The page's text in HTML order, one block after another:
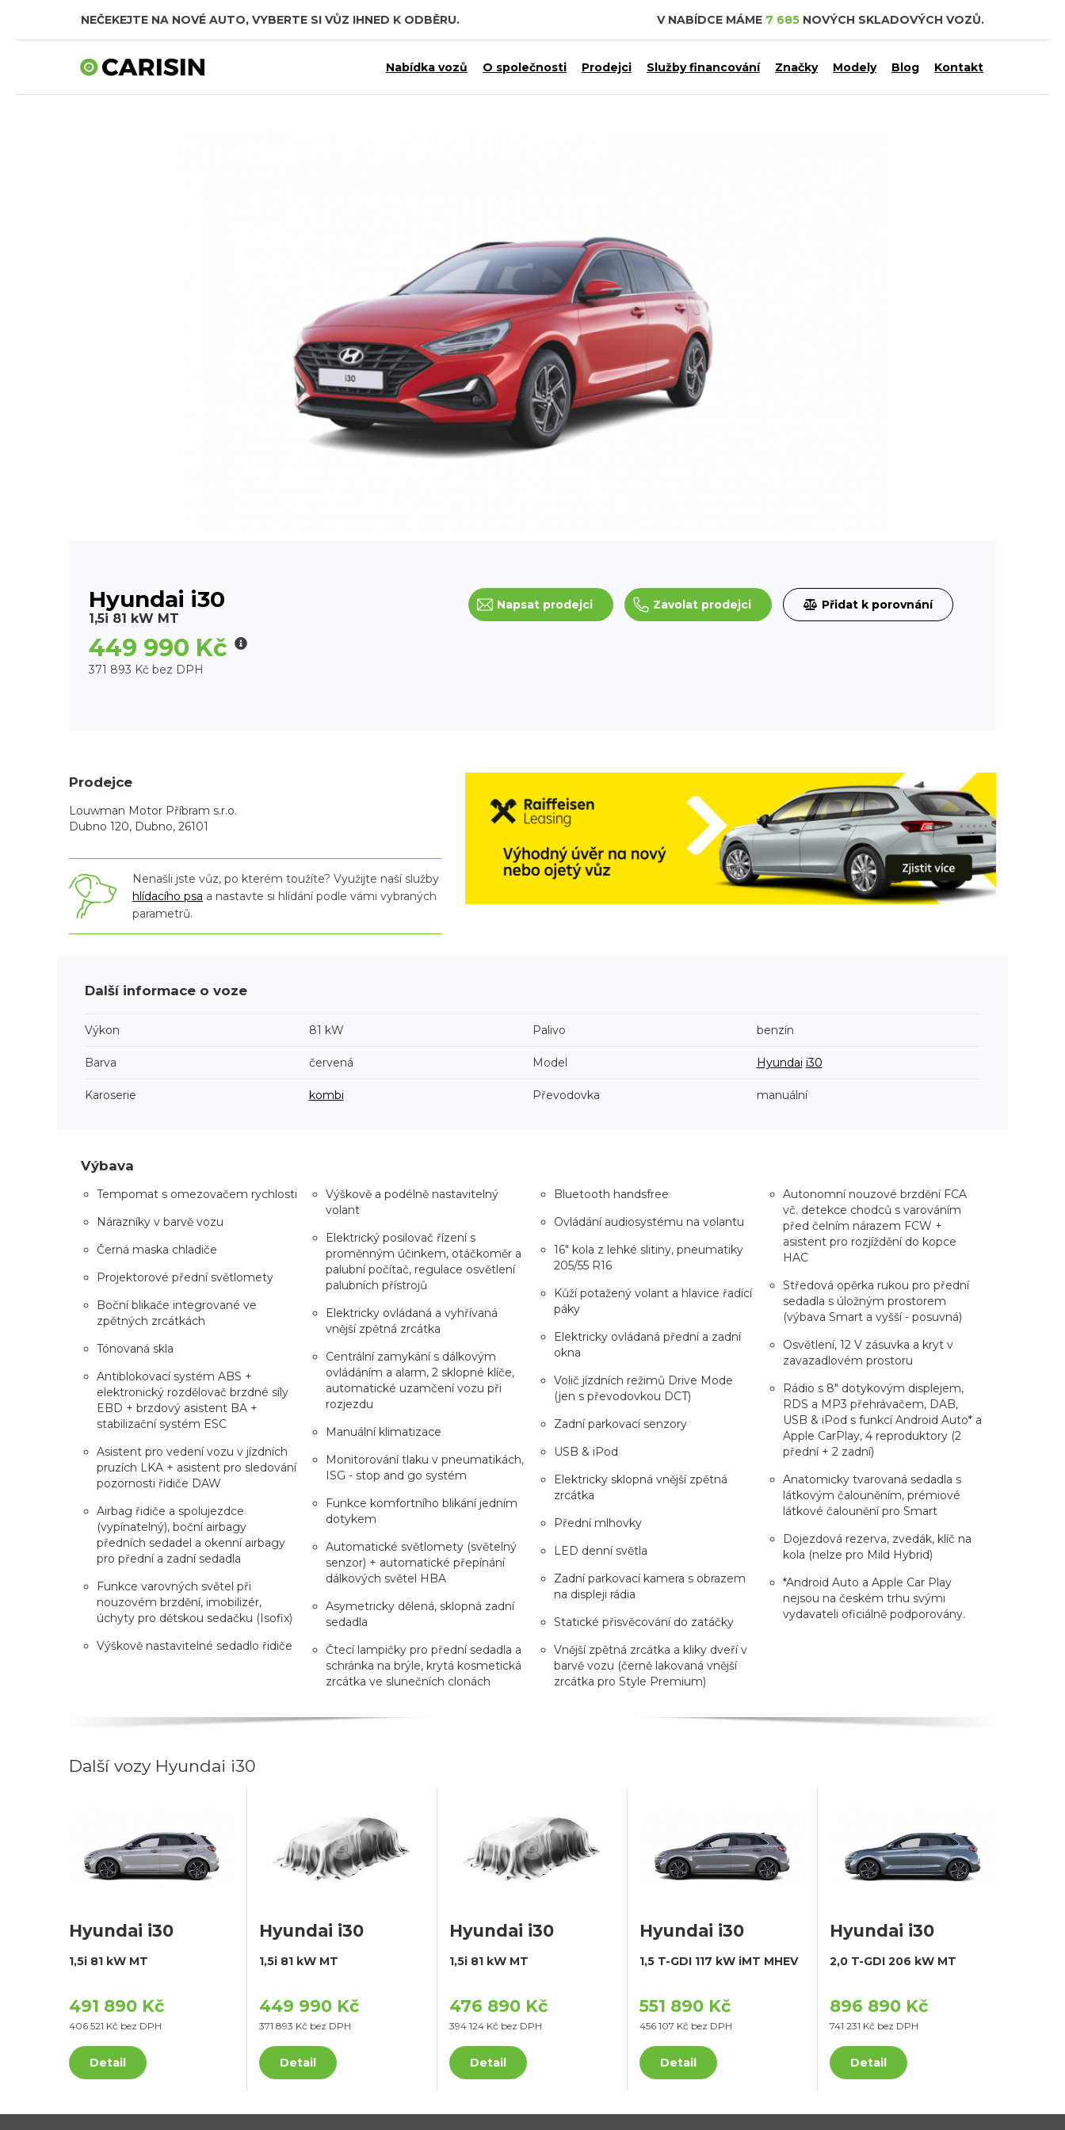
NEČEKEJTE NA NOVÉ AUTO, VYBERTE SI VŮZ IHNED K ODBĚRU.
SKLADOVÁ AUTA V CELKOVÉ HODNOTĚ TÉMĚŘ 7,5 MILIARDY KČ. V NABÍDCE MÁME 7 685 NOVÝCH SKLADOVÝCH VOZŮ.
Nabídka vozů O společnosti Prodejci Služby financování Značky Modely Blog Kontakt
Hyundai i30
1,5i 81 kW MT
449 990 Kč
371 893 Kč bez DPH
Napsat prodejci Zavolat prodejci Přidat k porovnání
Prodejce
Louwman Motor Příbram s.r.o.
Dubno 120, Dubno, 26101
Nenašli jste vůz, po kterém toužíte? Využijte naší služby
hlídacího psa a nastavte si hlídání podle vámi vybraných
parametrů.
Další informace o voze
Výkon 81 kW Palivo benzín
Barva červená Model Hyundai i30
Karoserie kombi Převodovka manuální
Výbava
Tempomat s omezovačem rychlosti
Nárazníky v barvě vozu
Černá maska chladiče
Projektorové přední světlomety
Boční blikače integrované ve
zpětných zrcátkách
Tónovaná skla
Antiblokovací systém ABS +
elektronický rozdělovač brzdné síly
EBD + brzdový asistent BA +
stabilizační systém ESC
Asistent pro vedení vozu v jízdních
pruzích LKA + asistent pro sledování
pozornosti řidiče DAW
Airbag řidiče a spolujezdce
(vypínatelný), boční airbagy
předních sedadel a okenní airbagy
pro přední a zadní sedadla
Funkce varovných světel při
nouzovém brzdění, imobilizér,
úchyty pro dětskou sedačku (Isofix)
Výškově nastavitelné sedadlo řidiče
Výškově a podélně nastavitelný
volant
Elektrický posilovač řízení s
proměnným účinkem, otáčkoměr a
palubní počítač, regulace osvětlení
palubních přístrojů
Elektricky ovládaná a vyhřívaná
vnější zpětná zrcátka
Centrální zamykání s dálkovým
ovládáním a alarm, 2 sklopné klíče,
automatické uzamčení vozu při
rozjezdu
Manuální klimatizace
Monitorování tlaku v pneumatikách,
ISG - stop and go systém
Funkce komfortního blikání jedním
dotykem
Automatické světlomety (světelný
senzor) + automatické přepínání
dálkových světel HBA
Asymetricky dělená, sklopná zadní
sedadla
Čtecí lampičky pro přední sedadla a
schránka na brýle, krytá kosmetická
zrcátka ve slunečních clonách
Bluetooth handsfree
Ovládání audiosystému na volantu
16" kola z lehké slitiny, pneumatiky
205/55 R16
Kůží potažený volant a hlavice řadící
páky
Elektricky ovládaná přední a zadní
okna
Volič jízdních režimů Drive Mode
(jen s převodovkou DCT)
Zadní parkovací senzory
USB & iPod
Elektricky sklopná vnější zpětná
zrcátka
Přední mlhovky
LED denní světla
Zadní parkovací kamera s obrazem
na displeji rádia
Statické přisvěcování do zatáčky
Vnější zpětná zrcátka a kliky dveří v
barvě vozu (černě lakovaná vnější
zrcátka pro Style Premium)
Autonomní nouzové brzdění FCA
vč. detekce chodců s varováním
před čelním nárazem FCW +
asistent pro rozjíždění do kopce
HAC
Středová opěrka rukou pro přední
sedadla s úložným prostorem
(výbava Smart a vyšší - posuvná)
Osvětlení, 12 V zásuvka a kryt v
zavazadlovém prostoru
Rádio s 8" dotykovým displejem,
RDS a MP3 přehrávačem, DAB,
USB & iPod s funkcí Android Auto* a
Apple CarPlay, 4 reproduktory (2
přední + 2 zadní)
Anatomicky tvarovaná sedadla s
látkovým čalouněním, prémiové
látkové čalounění pro Smart
Dojezdová rezerva, zvedák, klíč na
kola (nelze pro Mild Hybrid)
*Android Auto a Apple Car Play
nejsou na českém trhu svými
vydavateli oficiálně podporovány.
Další vozy Hyundai i30
Hyundai i30
1,5i 81 kW MT
491 890 Kč
406 521 Kč bez DPH
Detail
Hyundai i30
1,5i 81 kW MT
449 990 Kč
371 893 Kč bez DPH
Detail
Hyundai i30
1,5i 81 kW MT
476 890 Kč
394 124 Kč bez DPH
Detail
Hyundai i30
1,5 T-GDI 117 kW iMT MHEV
551 890 Kč
456 107 Kč bez DPH
Detail
Hyundai i30
2,0 T-GDI 206 kW MT
896 890 Kč
741 231 Kč bez DPH
Detail